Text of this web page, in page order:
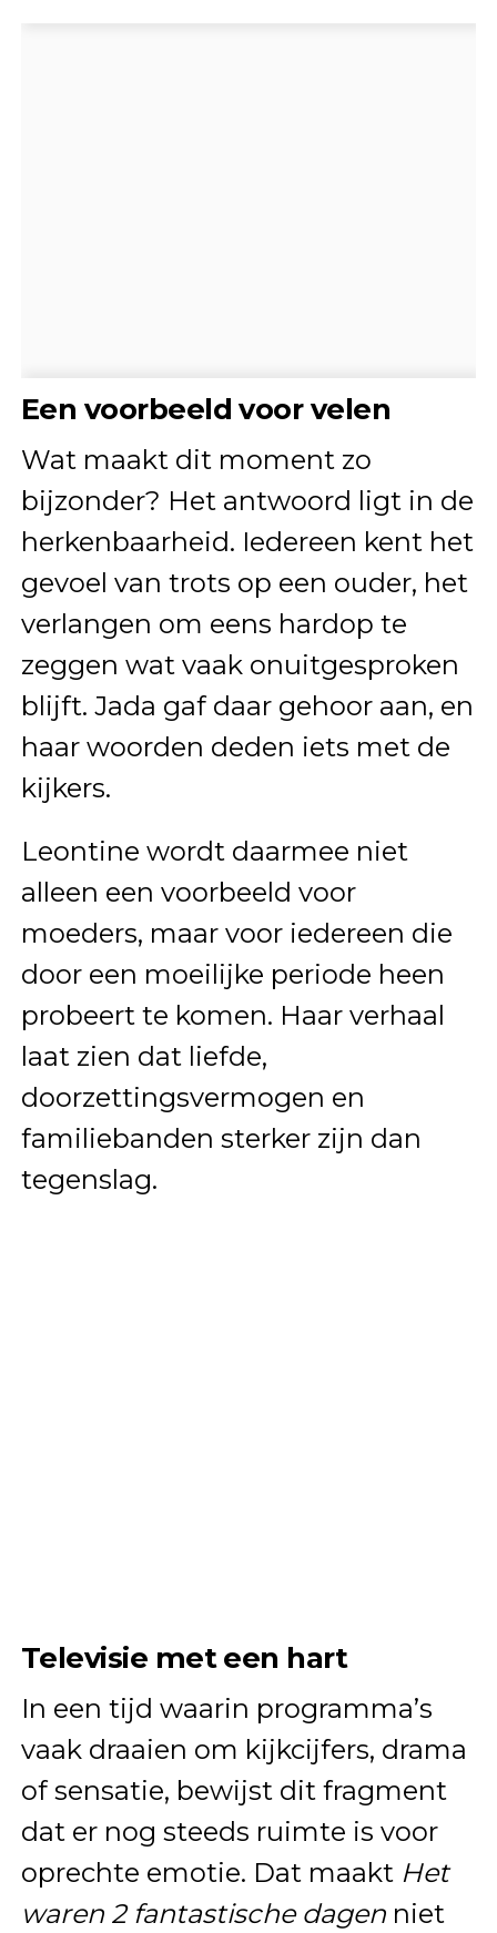
Een voorbeeld voor velen
Wat maakt dit moment zo
bijzonder? Het antwoord ligt in de
herkenbaarheid. Iedereen kent het
gevoel van trots op een ouder, het
verlangen om eens hardop te
zeggen wat vaak onuitgesproken
blijft. Jada gaf daar gehoor aan, en
haar woorden deden iets met de
kijkers.
Leontine wordt daarmee niet
alleen een voorbeeld voor
moeders, maar voor iedereen die
door een moeilijke periode heen
probeert te komen. Haar verhaal
laat zien dat liefde,
doorzettingsvermogen en
familiebanden sterker zijn dan
tegenslag.
Televisie met een hart
In een tijd waarin programma’s
vaak draaien om kijkcijfers, drama
of sensatie, bewijst dit fragment
dat er nog steeds ruimte is voor
oprechte emotie. Dat maakt Het
waren 2 fantastische dagenniet